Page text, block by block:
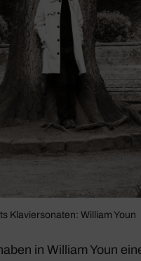
Klavier­so­naten: William Youn
in William Youn